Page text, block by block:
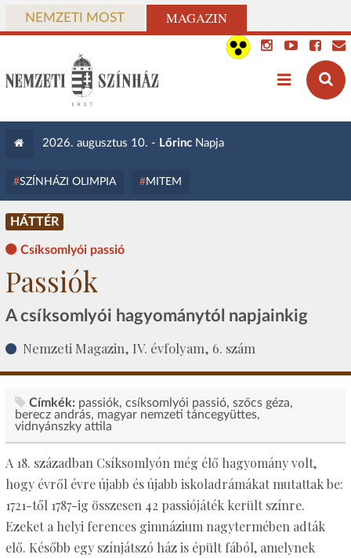
NEMZETI MOST MAGAZIN
2026. augusztus 10. - LőrincNapja
SZÍNHÁZI OLIMPIA MITEM
HÁTTÉR
Csíksomlyói passió
Passiók
A csíksomlyói hagyománytól napjainkig
Nemzeti Magazin, IV. évfolyam, 6. szám
Címkék: passiók csíksomlyói passió szőcs géza
berecz andrás magyar nemzeti táncegyüttes
vidnyánszky attila
A 18. században Csíksomlyón még élő hagyomány volt,
hogy évről évre újabb és újabb iskoladrámákat mutattak be:
1721-től 1787-ig összesen 42 passiójáték került színre.
Ezeket a helyi ferences gimnázium nagytermében adták
elő. Később egy színjátszó ház is épült fából, amelynek